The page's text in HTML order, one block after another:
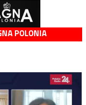
POLONIA